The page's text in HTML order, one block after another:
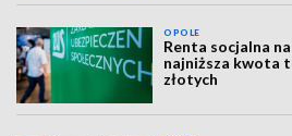
OPOLE
Renta socjalna
najniższa kwota
złotych